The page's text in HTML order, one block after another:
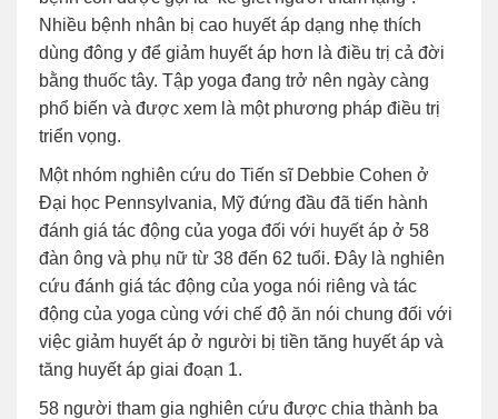
Nhiều bệnh nhân bị cao huyết áp dạng nhẹ thích
dùng đông y để giảm huyết áp hơn là điều trị cả đời
bằng thuốc tây. Tập yoga đang trở nên ngày càng
phổ biến và được xem là một phương pháp điều trị
triển vọng.
Một nhóm nghiên cứu do Tiến sĩ Debbie Cohen ở
Đại học Pennsylvania, Mỹ đứng đầu đã tiến hành
đánh giá tác động của yoga đối với huyết áp ở 58
đàn ông và phụ nữ từ 38 đến 62 tuổi. Đây là nghiên
cứu đánh giá tác động của yoga nói riêng và tác
động của yoga cùng với chế độ ăn nói chung đối với
việc giảm huyết áp ở người bị tiền tăng huyết áp và
tăng huyết áp giai đoạn 1.
58 người tham gia nghiên cứu được chia thành ba